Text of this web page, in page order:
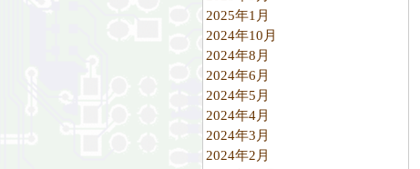
2025年1月
2024年10月
2024年8月
2024年6月
2024年5月
2024年4月
2024年3月
2024年2月